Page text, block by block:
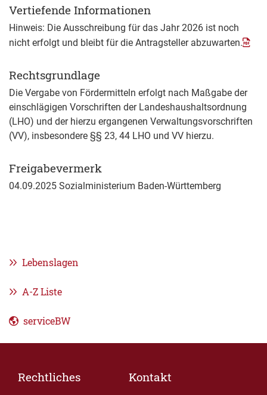
Vertiefende Informationen
Hinweis: Die Ausschreibung für das Jahr 2026 ist noch
nicht erfolgt und bleibt für die Antragstellerabzuwarten.
Rechtsgrundlage
Die Vergabe von Fördermitteln erfolgt nach Maßgabe der
einschlägigen Vor­schriften der Landeshaushaltsordnung
(LHO) und der hierzu ergangenen Verwaltungsvorschriften
(VV), insbesondere §§ 23, 44 LHO und VV hierzu.
Freigabevermerk
04.09.2025 Sozialministerium Baden-Württemberg
Lebenslagen
A-Z Liste
serviceBW
Rechtliches Kontakt